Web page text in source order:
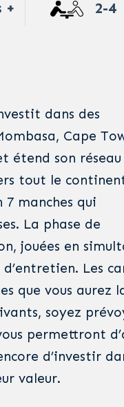
+ 2-4
dans des
Cape
étend son réseau
tout le
manches qui
La phase de
jouées en
Les
que vous aurez
soyez
permettront
d’investir
valeur.